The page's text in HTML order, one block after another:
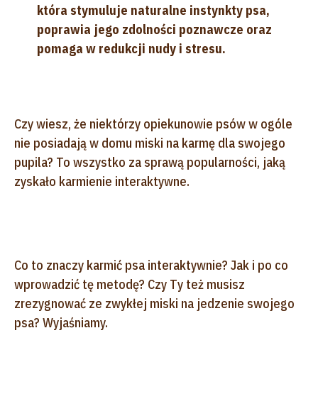
która stymuluje naturalne instynkty psa,
poprawia jego zdolności poznawcze oraz
pomaga w redukcji nudy i stresu.
Czy wiesz, że niektórzy opiekunowie psów w ogóle
nie posiadają w domu miski na karmę dla swojego
pupila? To wszystko za sprawą popularności, jaką
zyskało karmienie interaktywne.
Co to znaczy karmić psa interaktywnie? Jak i po co
wprowadzić tę metodę? Czy Ty też musisz
zrezygnować ze zwykłej miski na jedzenie swojego
psa? Wyjaśniamy.